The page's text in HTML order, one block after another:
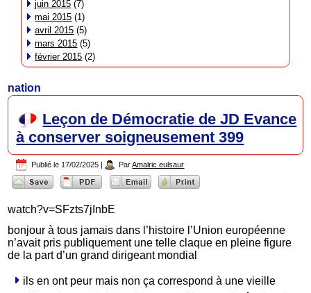
juin 2015 (7)
mai 2015 (1)
avril 2015 (5)
mars 2015 (5)
février 2015 (2)
nation
Leçon de Démocratie de JD Evance
à conserver soigneusement 399
Publié le 17/02/2025 | Par Amalric eulsaur
watch?v=SFzts7jInbE
bonjour à tous jamais dans l’histoire l’Union européenne
n’avait pris publiquement une telle claque en pleine figure
de la part d’un grand dirigeant mondial
ils en ont peur mais non ça correspond à une vieille